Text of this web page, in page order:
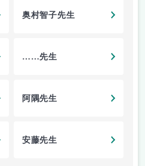
奥村智子先生
……先生
阿隅先生
安藤先生